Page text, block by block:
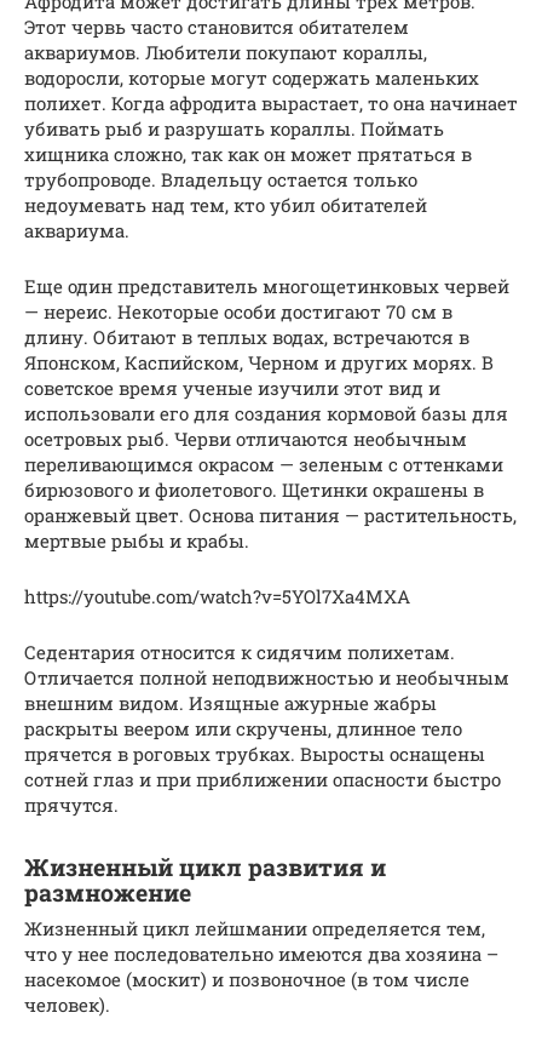
Этот червь часто становится обитателем
аквариумов. Любители покупают кораллы,
водоросли, которые могут содержать маленьких
полихет. Когда афродита вырастает, то она начинает
убивать рыб и разрушать кораллы. Поймать
хищника сложно, так как он может прятаться в
трубопроводе. Владельцу остается только
недоумевать над тем, кто убил обитателей
аквариума.
Еще один представитель многощетинковых червей
— нереис. Некоторые особи достигают 70 см в
длину. Обитают в теплых водах, встречаются в
Японском, Каспийском, Черном и других морях. В
советское время ученые изучили этот вид и
использовали его для создания кормовой базы для
осетровых рыб. Черви отличаются необычным
переливающимся окрасом — зеленым с оттенками
бирюзового и фиолетового. Щетинки окрашены в
оранжевый цвет. Основа питания — растительность,
мертвые рыбы и крабы.
https://youtube.com/watch?v=5YOl7Xa4MXA
Седентария относится к сидячим полихетам.
Отличается полной неподвижностью и необычным
внешним видом. Изящные ажурные жабры
раскрыты веером или скручены, длинное тело
прячется в роговых трубках. Выросты оснащены
сотней глаз и при приближении опасности быстро
прячутся.
Жизненный цикл развития и
размножение
Жизненный цикл лейшмании определяется тем,
что у нее последовательно имеются два хозяина –
насекомое (москит) и позвоночное (в том числе
человек).